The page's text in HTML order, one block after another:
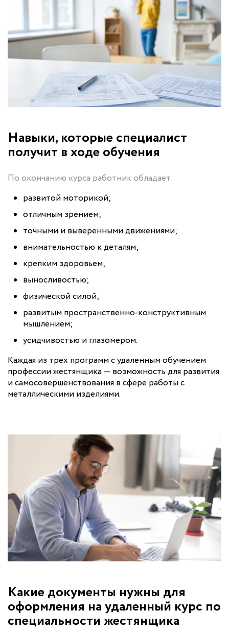
Навыки, которые специалист
получит в ходе обучения
По окончанию курса работник обладает:
развитой моторикой;
отличным зрением;
точными и выверенными движениями;
внимательностью к деталям;
крепким здоровьем;
выносливостью;
физической силой;
развитым пространственно-конструктивным
мышлением;
усидчивостью и глазомером.
Каждая из трех программ с удаленным обучением
профессии жестянщика — возможность для развития
и самосовершенствования в сфере работы с
металлическими изделиями.
Какие документы нужны для
оформления на удаленный курс по
специальности жестянщика